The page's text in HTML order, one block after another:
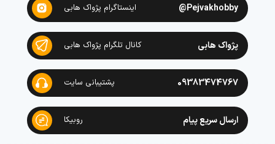
Pejvakhobby@ اینستاگرام پژواک هابی
پژواک هابی کانال تلگرام پژواک هابی
09383474767 پشتیبانی سایت
ارسال سریع پیام روبیکا